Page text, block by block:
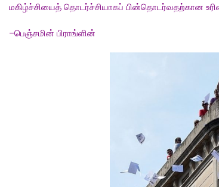
மகிழ்ச்சியைத் தொடர்ச்சியாகப் பின்தொடர்வதற்கான
–பெஞ்சமின் பிராங்ளின்